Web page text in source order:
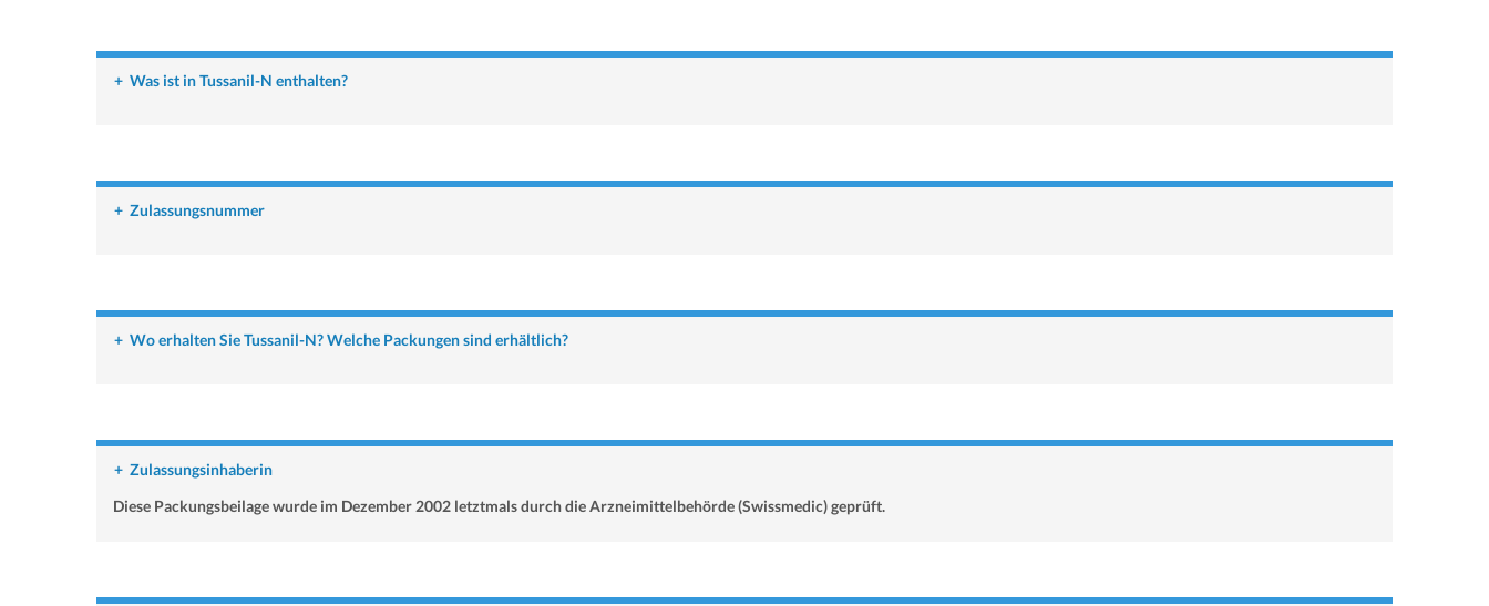
+ Was ist in Tussanil-N enthalten?
+ Zulassungsnummer
+ Wo erhalten Sie Tussanil-N? Welche Packungen sind erhältlich?
+ Zulassungsinhaberin
Diese Packungsbeilage wurde im Dezember 2002 letztmals durch die Arzneimittelbehörde (Swissmedic) geprüft.